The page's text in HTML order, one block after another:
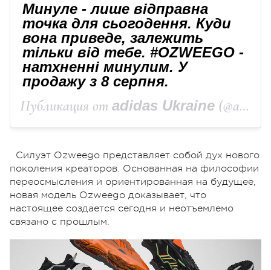
Минуле - лише відправна
точка для сьогодення. Куди
вона приведе, залежить
тільки від тебе. #OZWEEGO -
натхненні минулим. У
продажу з 8 серпня.
Публикация от adidas Ukraine (@adidasukraine)
Силуэт Ozweego представляет собой дух нового
поколения креаторов. Основанная на философии
переосмысления и ориентированная на будущее,
новая модель Ozweego доказывает, что
настоящее создается сегодня и неотъемлемо
связано с прошлым.